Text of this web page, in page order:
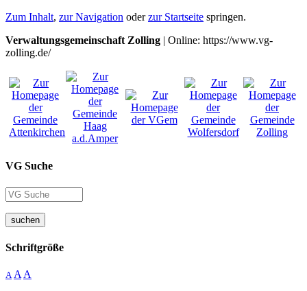
Zum Inhalt, zur Navigation oderzur Startseite springen.
Verwaltungsgemeinschaft Zolling | Online: https://www.vg-
zolling.de/
VG Suche
suchen
Schriftgröße
A A A